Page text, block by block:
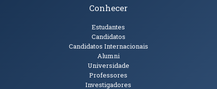
Conhecer
Estudantes
Candidatos
Candidatos Internacionais
Alumni
Universidade
Professores
Investigadores